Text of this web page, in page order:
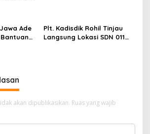
Ade
Plt. Kadisdik Rohil Tinjau
Langsung Lokasi SDN 011
akan dipublikasikan. Ruas yang wajib